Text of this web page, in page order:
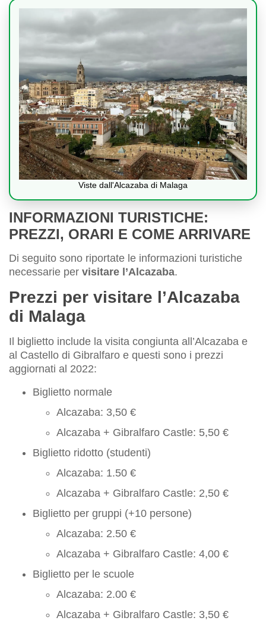
Viste dall'Alcazaba di Malaga
INFORMAZIONI TURISTICHE:
PREZZI, ORARI E COME ARRIVARE
Di seguito sono riportate le informazioni turistiche
necessarie per visitare l’Alcazaba.
Prezzi per visitare l’Alcazaba
di Malaga
Il biglietto include la visita congiunta all’Alcazaba e
al Castello di Gibralfaro e questi sono i prezzi
aggiornati al 2022:
Biglietto normale
Alcazaba: 3,50 €
Alcazaba + Gibralfaro Castle: 5,50 €
Biglietto ridotto (studenti)
Alcazaba: 1.50 €
Alcazaba + Gibralfaro Castle: 2,50 €
Biglietto per gruppi (+10 persone)
Alcazaba: 2.50 €
Alcazaba + Gibralfaro Castle: 4,00 €
Biglietto per le scuole
Alcazaba: 2.00 €
Alcazaba + Gibralfaro Castle: 3,50 €